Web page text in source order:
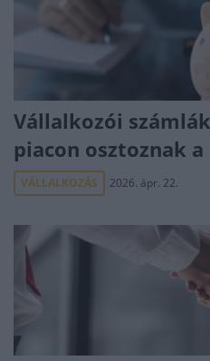
Vállalkozói
piacon osztoznak
VÁLLALKOZÁS 2026. ápr. 22.